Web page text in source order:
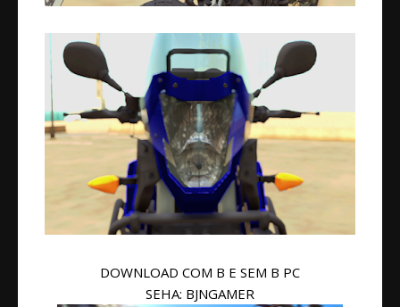
DOWNLOAD COM B E SEM B PC
SEHA: BJNGAMER